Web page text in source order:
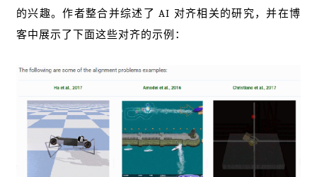
的兴趣。作者整合并综述了 AI 对齐相关的研究，并在博
客中展示了下面这些对齐的示例：